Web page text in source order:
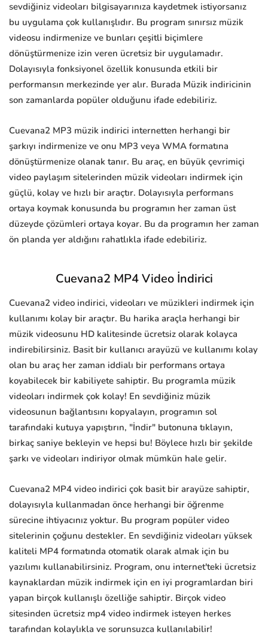
sevdiğiniz videoları bilgisayarınıza kaydetmek istiyorsanız
bu uygulama çok kullanışlıdır. Bu program sınırsız müzik
videosu indirmenize ve bunları çeşitli biçimlere
dönüştürmenize izin veren ücretsiz bir uygulamadır.
Dolayısıyla fonksiyonel özellik konusunda etkili bir
performansın merkezinde yer alır. Burada Müzik indiricinin
son zamanlarda popüler olduğunu ifade edebiliriz.
Cuevana2 MP3 müzik indirici internetten herhangi bir
şarkıyı indirmenize ve onu MP3 veya WMA formatına
dönüştürmenize olanak tanır. Bu araç, en büyük çevrimiçi
video paylaşım sitelerinden müzik videoları indirmek için
güçlü, kolay ve hızlı bir araçtır. Dolayısıyla performans
ortaya koymak konusunda bu programın her zaman üst
düzeyde çözümleri ortaya koyar. Bu da programın her zaman
ön planda yer aldığını rahatlıkla ifade edebiliriz.
Cuevana2 MP4 Video İndirici
Cuevana2 video indirici, videoları ve müzikleri indirmek için
kullanımı kolay bir araçtır. Bu harika araçla herhangi bir
müzik videosunu HD kalitesinde ücretsiz olarak kolayca
indirebilirsiniz. Basit bir kullanıcı arayüzü ve kullanımı kolay
olan bu araç her zaman iddialı bir performans ortaya
koyabilecek bir kabiliyete sahiptir. Bu programla müzik
videoları indirmek çok kolay! En sevdiğiniz müzik
videosunun bağlantısını kopyalayın, programın sol
tarafındaki kutuya yapıştırın, "İndir" butonuna tıklayın,
birkaç saniye bekleyin ve hepsi bu! Böylece hızlı bir şekilde
şarkı ve videoları indiriyor olmak mümkün hale gelir.
Cuevana2 MP4 video indirici çok basit bir arayüze sahiptir,
dolayısıyla kullanmadan önce herhangi bir öğrenme
sürecine ihtiyacınız yoktur. Bu program popüler video
sitelerinin çoğunu destekler. En sevdiğiniz videoları yüksek
kaliteli MP4 formatında otomatik olarak almak için bu
yazılımı kullanabilirsiniz. Program, onu internet'teki ücretsiz
kaynaklardan müzik indirmek için en iyi programlardan biri
yapan birçok kullanışlı özelliğe sahiptir. Birçok video
sitesinden ücretsiz mp4 video indirmek isteyen herkes
tarafından kolaylıkla ve sorunsuzca kullanılabilir!